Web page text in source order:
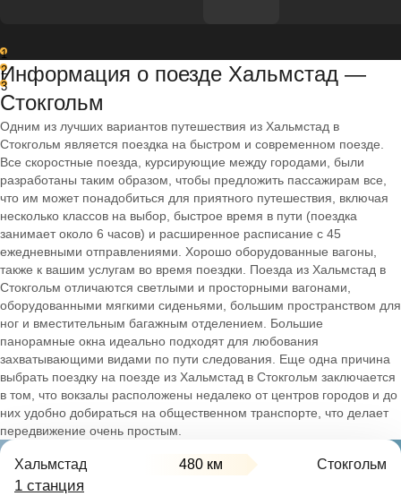
1
2
3
Информация о поезде Хальмстад —
Стокгольм
Одним из лучших вариантов путешествия из Хальмстад в
Стокгольм является поездка на быстром и современном поезде.
Все скоростные поезда, курсирующие между городами, были
разработаны таким образом, чтобы предложить пассажирам все,
что им может понадобиться для приятного путешествия, включая
несколько классов на выбор, быстрое время в пути (поездка
занимает около 6 часов) и расширенное расписание с 45
ежедневными отправлениями. Хорошо оборудованные вагоны,
также к вашим услугам во время поездки. Поезда из Хальмстад в
Стокгольм отличаются светлыми и просторными вагонами,
оборудованными мягкими сиденьями, большим пространством для
ног и вместительным багажным отделением. Большие
панорамные окна идеально подходят для любования
захватывающими видами по пути следования. Еще одна причина
выбрать поездку на поезде из Хальмстад в Стокгольм заключается
в том, что вокзалы расположены недалеко от центров городов и до
них удобно добираться на общественном транспорте, что делает
передвижение очень простым.
Хальмстад 480 км Стокгольм
1 станция